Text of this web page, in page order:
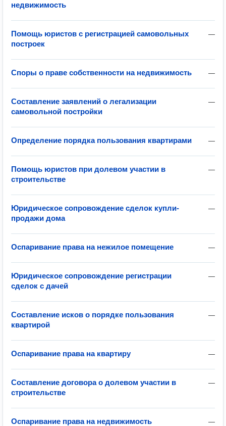
недвижимость
—
Помощь юристов с регистрацией самовольных
построек
—
Споры о праве собственности на недвижимость
—
Составление заявлений о легализации
самовольной постройки
—
Определение порядка пользования квартирами
—
Помощь юристов при долевом участии в
строительстве
—
Юридическое сопровождение сделок купли-
продажи дома
—
Оспаривание права на нежилое помещение
—
Юридическое сопровождение регистрации
сделок с дачей
—
Составление исков о порядке пользования
квартирой
—
Оспаривание права на квартиру
—
Составление договора о долевом участии в
строительстве
—
Оспаривание права на недвижимость